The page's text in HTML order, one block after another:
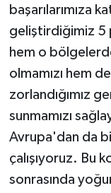
başarılarımıza
geliştirdiğimiz 5
hem o
olmamızı hem
zorlandığımız
sunmamızı
Avrupa'dan da
çalışıyoruz. Bu
sonrasında